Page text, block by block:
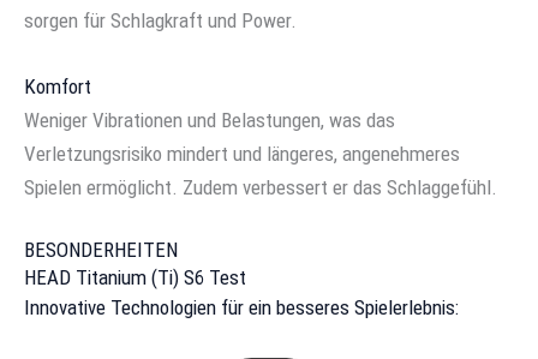
sorgen für Schlagkraft und Power.
Komfort
Weniger Vibrationen und Belastungen, was das
Verletzungsrisiko mindert und längeres, angenehmeres
Spielen ermöglicht. Zudem verbessert er das Schlaggefühl.
BESONDERHEITEN
HEAD Titanium (Ti) S6 Test
Innovative Technologien für ein besseres Spielerlebnis: